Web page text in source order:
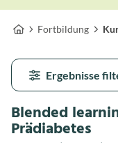
Fortbildung
Ergebnisse
Blended
Prädiabetes